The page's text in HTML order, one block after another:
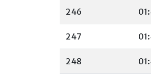
246
247
248